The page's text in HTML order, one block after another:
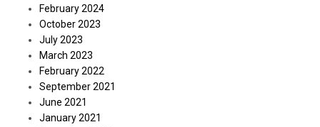
February 2024
October 2023
July 2023
March 2023
February 2022
September 2021
June 2021
January 2021